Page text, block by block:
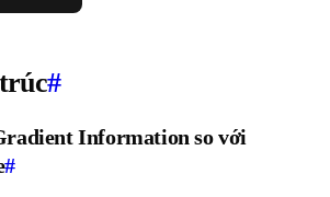
#
Information so với
#